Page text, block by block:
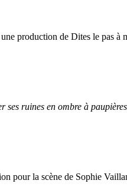
production de Dites le pas à
ses ruines en ombre à paupières
pour la scène de Sophie